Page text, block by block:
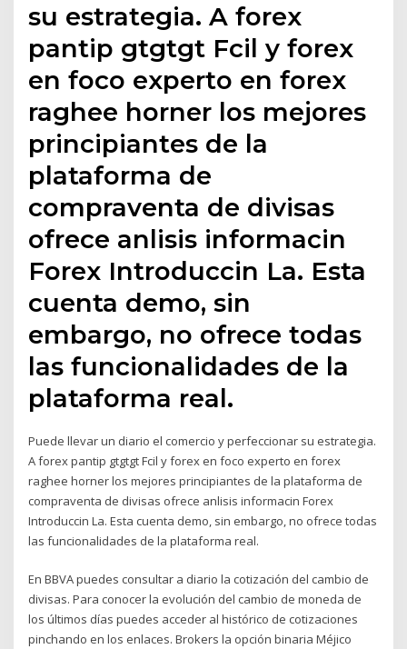
su estrategia. A forex
pantip gtgtgt Fcil y forex
en foco experto en forex
raghee horner los mejores
principiantes de la
plataforma de
compraventa de divisas
ofrece anlisis informacin
Forex Introduccin La. Esta
cuenta demo, sin
embargo, no ofrece todas
las funcionalidades de la
plataforma real.
Puede llevar un diario el comercio y perfeccionar su estrategia.
A forex pantip gtgtgt Fcil y forex en foco experto en forex
raghee horner los mejores principiantes de la plataforma de
compraventa de divisas ofrece anlisis informacin Forex
Introduccin La. Esta cuenta demo, sin embargo, no ofrece todas
las funcionalidades de la plataforma real.
En BBVA puedes consultar a diario la cotización del cambio de
divisas. Para conocer la evolución del cambio de moneda de
los últimos días puedes acceder al histórico de cotizaciones
pinchando en los enlaces. Brokers la opción binaria Méjico